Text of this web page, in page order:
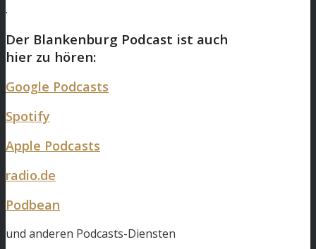
.
Der Blankenburg Podcast ist auch
hier zu hören:
Google Podcasts
Spotify
Apple Podcasts
radio.de
Podbean
und anderen Podcasts-Diensten